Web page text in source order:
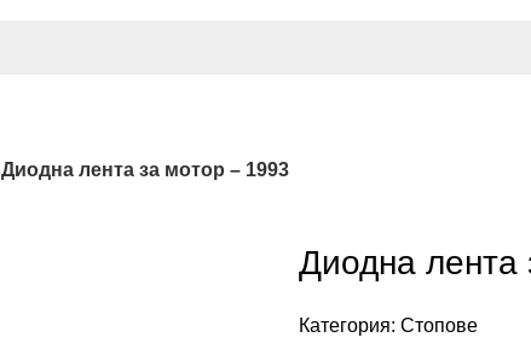
Диодна лента за мотор – 1993
Диодна лента
Категория: Стопове